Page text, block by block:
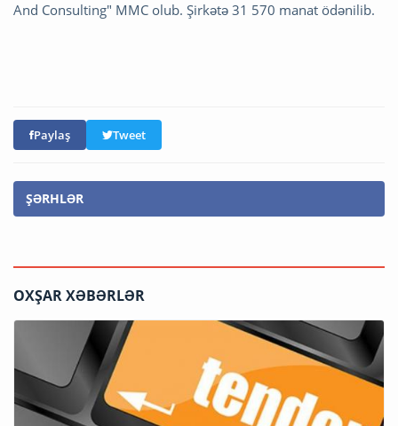
And Consulting" MMC olub. Şirkətə 31 570 manat ödənilib.
Paylaş Tweet
ŞƏRHLƏR
OXŞAR XƏBƏRLƏR